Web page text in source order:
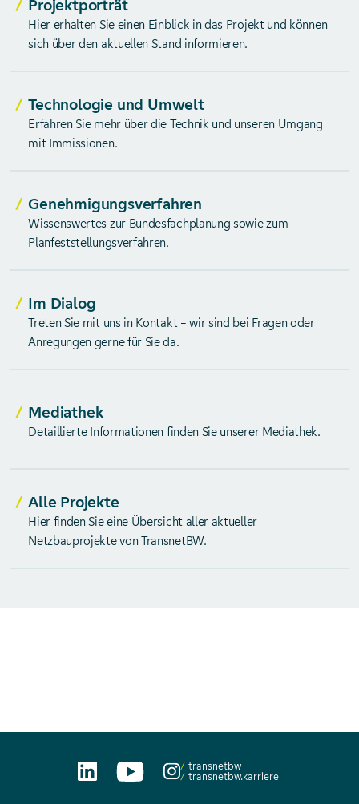
Projektporträt
Hier erhalten Sie einen Einblick in das Projekt und können
sich über den aktuellen Stand informieren.
Technologie und Umwelt
Erfahren Sie mehr über die Technik und unseren Umgang
mit Immissionen.
Genehmigungsverfahren
Wissenswertes zur Bundesfachplanung sowie zum
Planfeststellungsverfahren.
Im Dialog
Treten Sie mit uns in Kontakt – wir sind bei Fragen oder
Anregungen gerne für Sie da.
Mediathek
Detaillierte Informationen finden Sie unserer Mediathek.
Alle Projekte
Hier finden Sie eine Übersicht aller aktueller
Netzbauprojekte von TransnetBW.
transnetbw
transnetbw.karriere